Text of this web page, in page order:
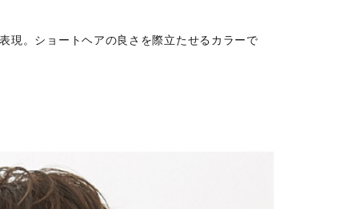
現。ショートヘアの良さを際立たせるカラーで